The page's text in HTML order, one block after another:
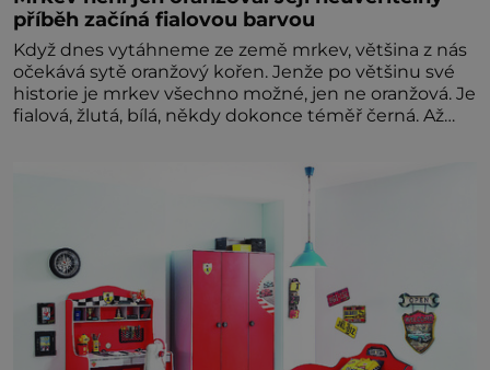
příběh začíná fialovou barvou
Když dnes vytáhneme ze země mrkev, většina z nás
očekává sytě oranžový kořen. Jenže po většinu své
historie je mrkev všechno možné, jen ne oranžová. Je
fialová, žlutá, bílá, někdy dokonce téměř černá. Až
nedokážeme představit. Její příběh je